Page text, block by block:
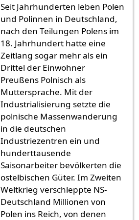
Seit Jahrhunderten leben Polen
und Polinnen in Deutschland,
nach den Teilungen Polens im
18. Jahrhundert hatte eine
Zeitlang sogar mehr als ein
Drittel der Einwohner
Preußens Polnisch als
Muttersprache. Mit der
Industrialisierung setzte die
polnische Massenwanderung
in die deutschen
Industriezentren ein und
hunderttausende
Saisonarbeiter bevölkerten die
ostelbischen Güter. Im Zweiten
Weltkrieg verschleppte NS-
Deutschland Millionen von
Polen ins Reich, von denen